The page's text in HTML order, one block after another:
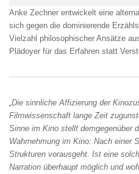
Anke Zechner entwickelt eine
sich gegen die dominierende
Vielzahl philosophischer Ansätze
Plädoyer für das Erfahren statt
„Die sinnliche Affizierung der
Filmwissenschaft lange Zeit
Sinne im Kino stellt demgegenüber
Wahrnehmung im Kino: Nach einer
Strukturen vorausgeht. Ist eine
Narration überhaupt möglich und